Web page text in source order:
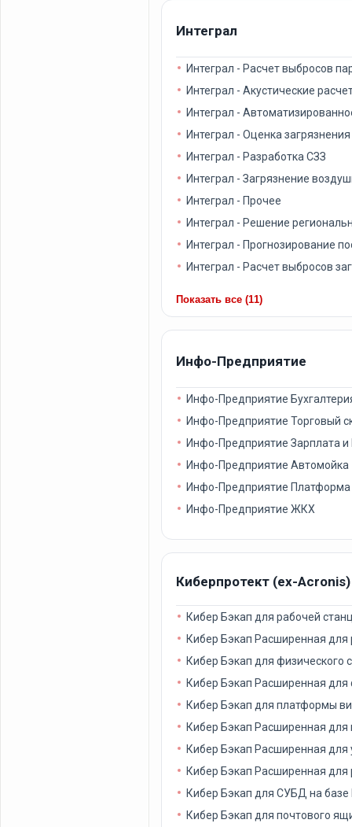
Интеграл
Интеграл - Расчет выбросов
Интеграл - Акустические
Интеграл -
Интеграл - Оценка загрязнения
Интеграл - Разработка СЗЗ
Интеграл - Загрязнение
Интеграл - Прочее
Интеграл - Решение
Интеграл - Прогнозирование
Интеграл - Расчет выбросов
Показать все (11)
Инфо-Предприятие
Инфо-Предприятие
Инфо-Предприятие Торговый
Инфо-Предприятие Зарплата
Инфо-Предприятие Автомойка
Инфо-Предприятие Платформа
Инфо-Предприятие ЖКХ
Киберпротект (ex-Acronis)
Кибер Бэкап для рабочей
Кибер Бэкап Расширенная для
Кибер Бэкап для физического
Кибер Бэкап Расширенная для
Кибер Бэкап для платформы
Кибер Бэкап Расширенная
Кибер Бэкап Расширенная
Кибер Бэкап Расширенная для
Кибер Бэкап для СУБД на базе
Кибер Бэкап для почтового